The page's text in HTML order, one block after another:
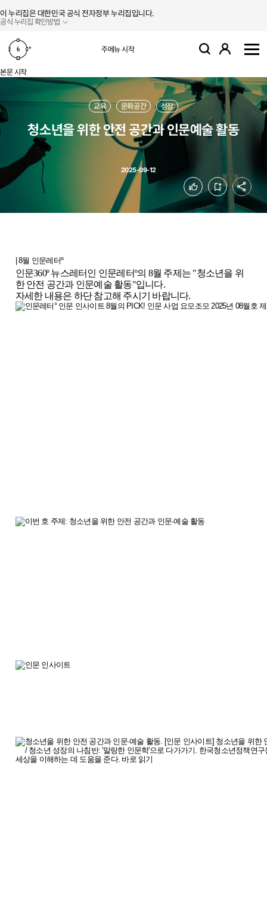
이 누리집은 대한민국 공식 전자정부 누리집입니다.
공식 누리집 확인방법
주메뉴 시작 검색 로그인
본문 시작
교육 문화공간 성장
청소년을 위한 안전 공간과 인문예술 활동
2025-09-12
좋아요 북마크
| 8월 인문레터º
인문360º 뉴스레터인 인문레터º의 8월 주제는 "청소년을 위
한 안전 공간과 인문예술 활동"입니다.
자세한 내용은 하단 참고해 주시기 바랍니다.